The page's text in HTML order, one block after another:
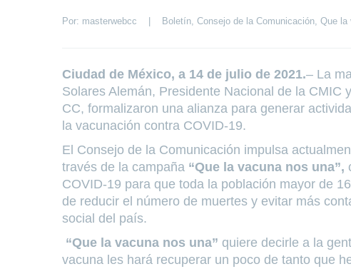
Por: masterwebcc Boletín, Consejo de la Comunicación, Que la
Ciudad de México, a 14 de julio de 2021.– La
Solares Alemán, Presidente Nacional de la CMIC
CC, formalizaron una alianza para generar
la vacunación contra COVID-19.
El Consejo de la Comunicación impulsa
través de la campaña “Que la vacuna nos una”,
COVID-19 para que toda la población mayor de
de reducir el número de muertes y evitar más
social del país.
“Que la vacuna nos una” quiere decirle a la
vacuna les hará recuperar un poco de tanto que